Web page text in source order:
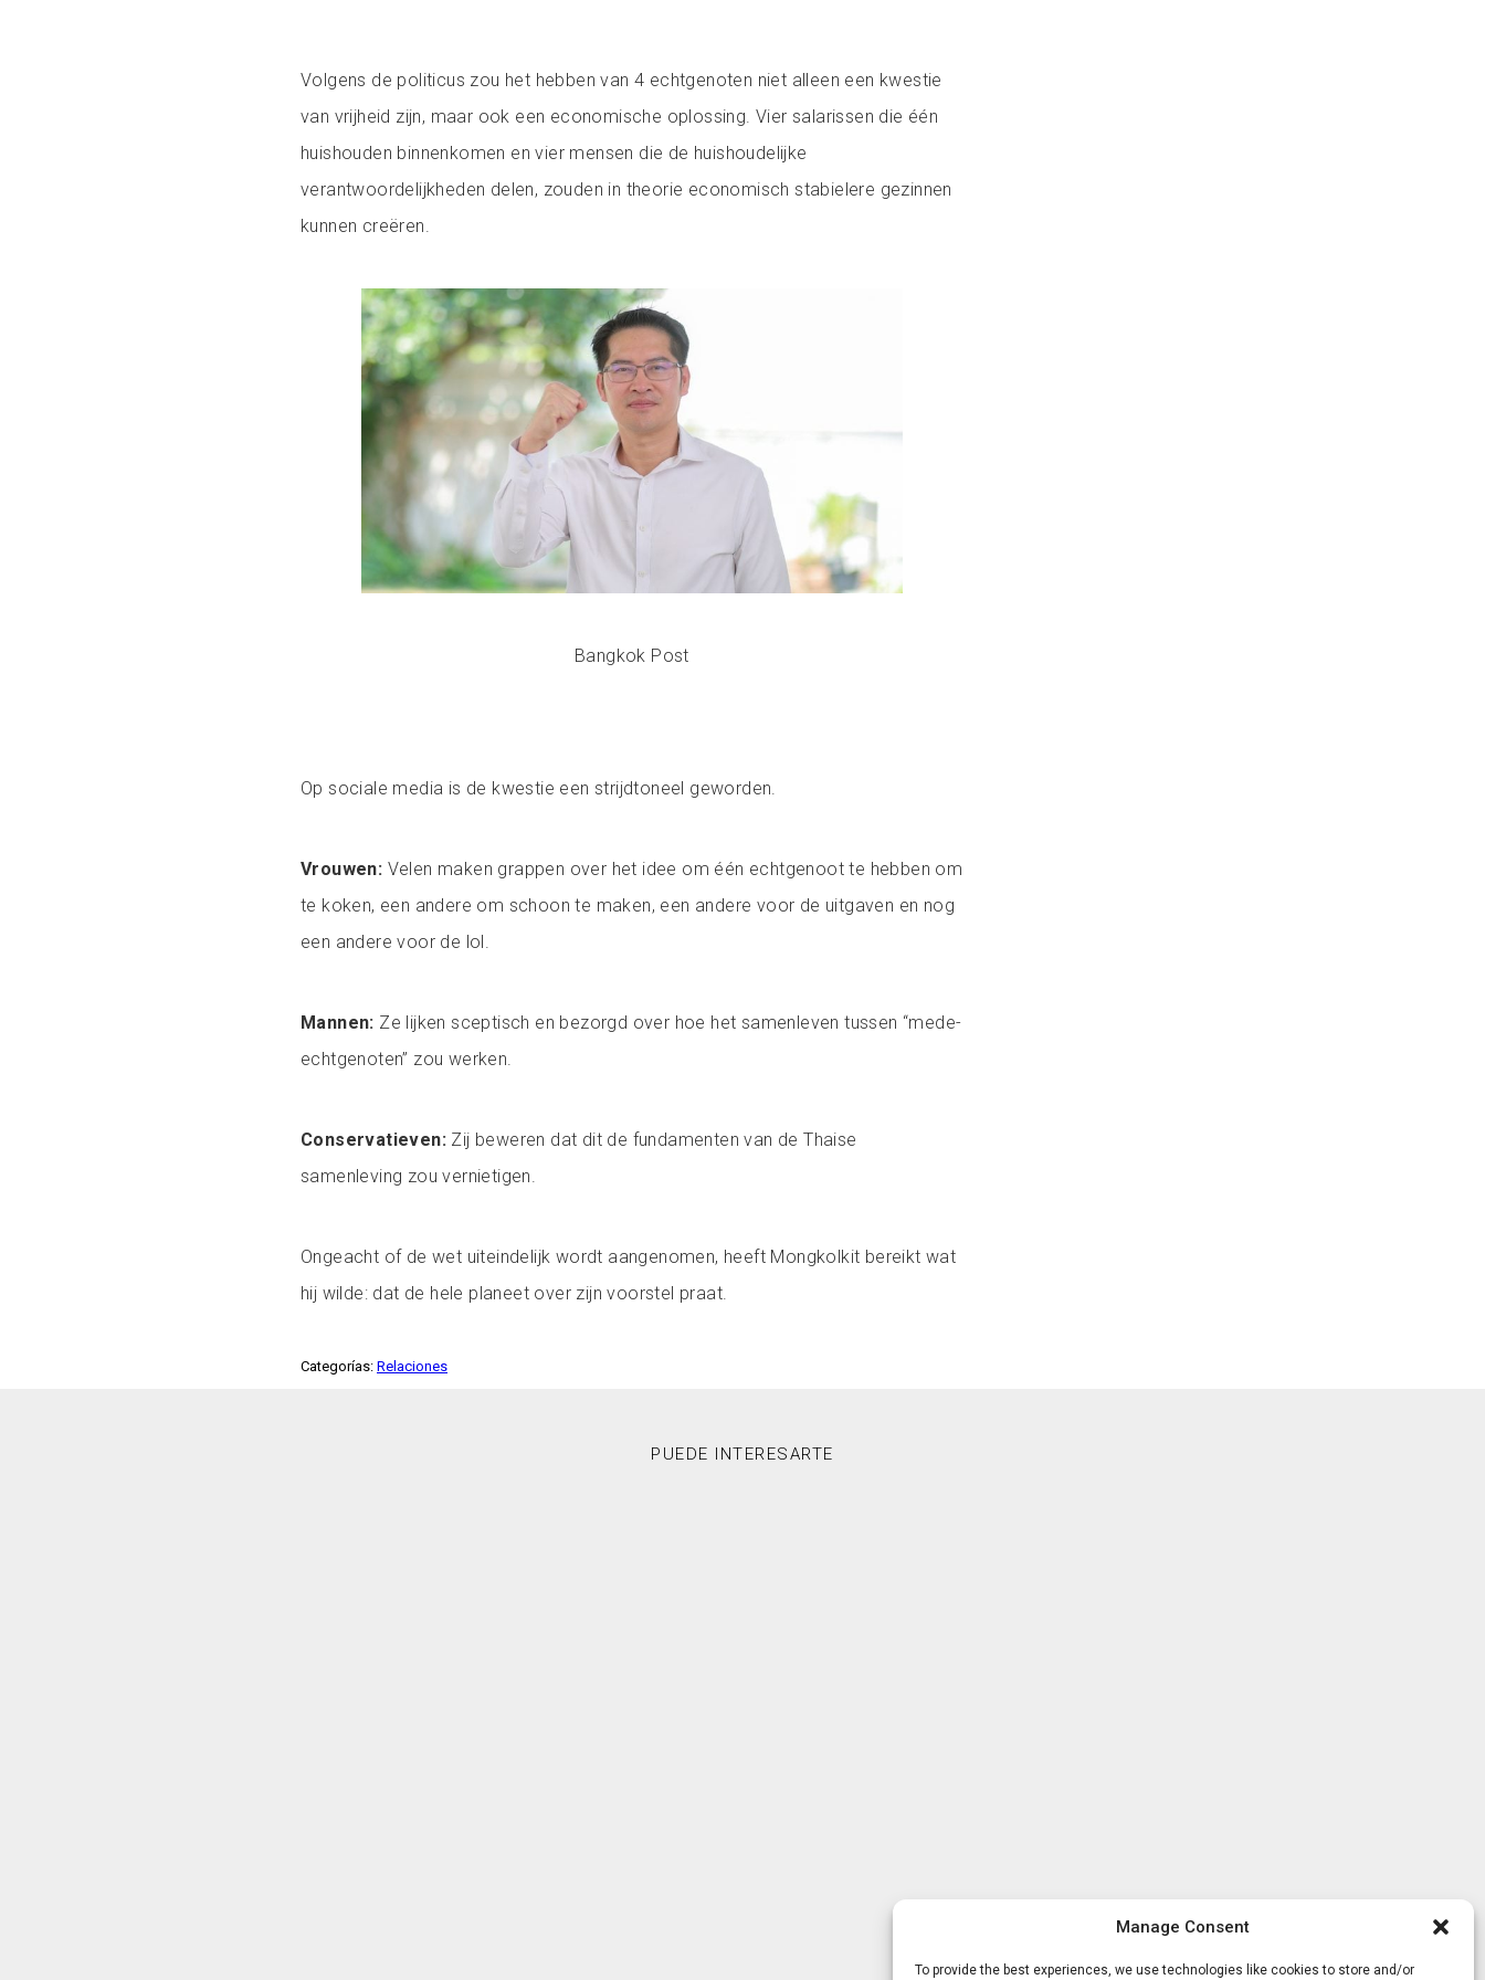
Manage Consent
To provide the best experiences, we use technologies like cookies to store and/or
Volgens de politicus zou het hebben van 4 echtgenoten niet alleen een kwestie
van vrijheid zijn, maar ook een economische oplossing. Vier salarissen die één
huishouden binnenkomen en vier mensen die de huishoudelijke
verantwoordelijkheden delen, zouden in theorie economisch stabielere gezinnen
kunnen creëren.
Bangkok Post
Op sociale media is de kwestie een strijdtoneel geworden.
Vrouwen: Velen maken grappen over het idee om één echtgenoot te hebben om
te koken, een andere om schoon te maken, een andere voor de uitgaven en nog
een andere voor de lol.
Mannen: Ze lijken sceptisch en bezorgd over hoe het samenleven tussen “mede-
echtgenoten” zou werken.
Conservatieven: Zij beweren dat dit de fundamenten van de Thaise
samenleving zou vernietigen.
Ongeacht of de wet uiteindelijk wordt aangenomen, heeft Mongkolkit bereikt wat
hij wilde: dat de hele planeet over zijn voorstel praat.
Categorías: Relaciones
PUEDE INTERESARTE